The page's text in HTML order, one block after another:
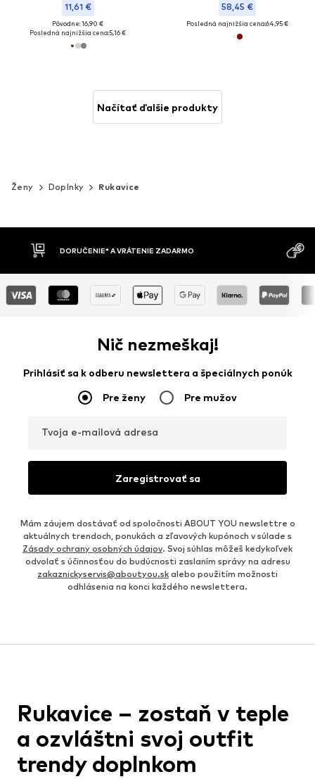
11,61 €
Pôvodne: 16,90 €
Posledná najnižšia cena:5,16 €
58,45 €
Posledná najnižšia cena:64,95 €
Načítať ďalšie produkty
Ženy Doplnky Rukavice
DOBIERKA
MOŽNOSŤ
Nič nezmeškaj!
Prihlásiť sa k odberu newslettera a špeciálnych ponúk
Pre ženy Pre mužov
Tvoja e-mailová adresa
Zaregistrovať sa
Mám záujem dostávať od spoločnosti ABOUT YOU newslettre o
aktuálnych trendoch, ponukách a zľavových kupónoch v súlade s
Zásady ochrany osobných údajov. Svoj súhlas môžeš kedykoľvek
odvolať s účinnosťou do budúcnosti zaslaním správy na adresu
zakaznickyservis@aboutyou.sk alebo použitím možnosti
odhlásenia na konci každého newslettera.
Rukavice – zostaň v teple
a ozvláštni svoj outfit
trendy doplnkom